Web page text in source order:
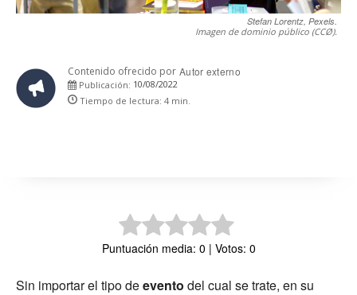
Stefan Lorentz, Pexels.
Imagen de dominio público (CCØ).
Contenido ofrecido por Autor externo
Publicación: 10/08/2022
Tiempo de lectura: 4 min.
Puntuación media: 0 | Votos: 0
Sin importar el tipo deevento del cual se trate, en su